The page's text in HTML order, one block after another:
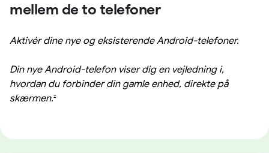
mellem de to telefoner
Aktivér dine nye og eksisterende Android-telefoner.
Din nye Android-telefon viser dig en vejledning i,
hvordan du forbinder din gamle enhed, direkte på
skærmen.2